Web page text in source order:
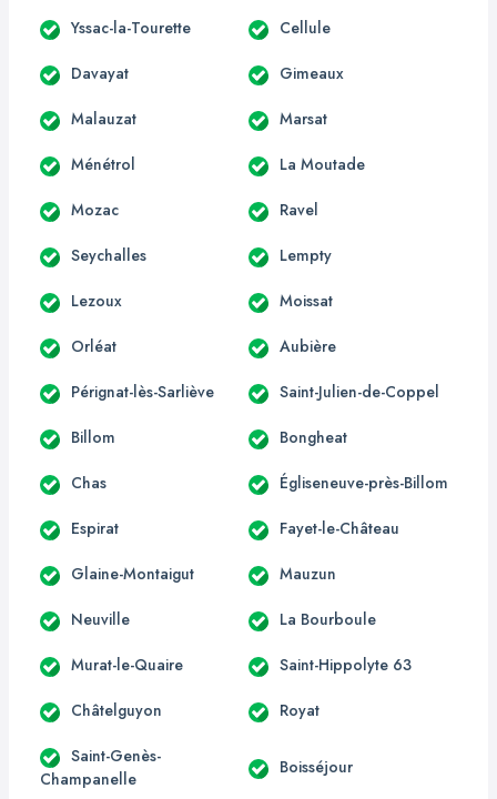
Yssac-la-Tourette Cellule
Davayat Gimeaux
Malauzat Marsat
Ménétrol La Moutade
Mozac Ravel
Seychalles Lempty
Lezoux Moissat
Orléat Aubière
Pérignat-lès-Sarliève Saint-Julien-de-Coppel
Billom Bongheat
Chas Égliseneuve-près-Billom
Espirat Fayet-le-Château
Glaine-Montaigut Mauzun
Neuville La Bourboule
Murat-le-Quaire Saint-Hippolyte 63
Châtelguyon Royat
Saint-Genès-
Champanelle
Boisséjour